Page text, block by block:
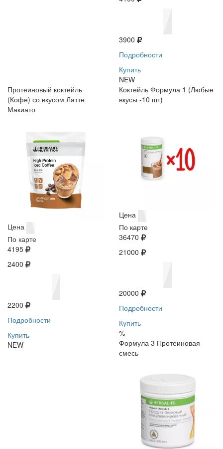
3900
Подробности
Купить
NEW
Протеиновый коктейль
(Кофе) со вкусом Латте
Макиато
Цена
По карте
4195
2400
2200
Подробности
Купить
NEW
Коктейль Формула 1 (Любые
вкусы -10 шт)
Цена
По карте
36470
21000
20000
Подробности
Купить
%
Формула 3 Протеиновая
смесь